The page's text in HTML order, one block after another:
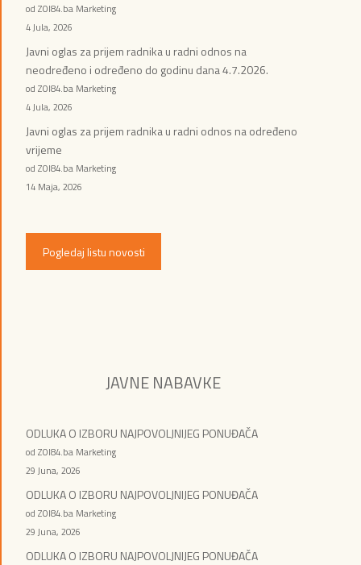
od ZOI84.ba Marketing
4 Jula, 2026
Javni oglas za prijem radnika u radni odnos na
neodređeno i određeno do godinu dana 4.7.2026.
od ZOI84.ba Marketing
4 Jula, 2026
Javni oglas za prijem radnika u radni odnos na određeno
vrijeme
od ZOI84.ba Marketing
14 Maja, 2026
Pogledaj listu novosti
JAVNE NABAVKE
ODLUKA O IZBORU NAJPOVOLJNIJEG PONUĐAČA
od ZOI84.ba Marketing
29 Juna, 2026
ODLUKA O IZBORU NAJPOVOLJNIJEG PONUĐAČA
od ZOI84.ba Marketing
29 Juna, 2026
ODLUKA O IZBORU NAJPOVOLJNIJEG PONUĐAČA